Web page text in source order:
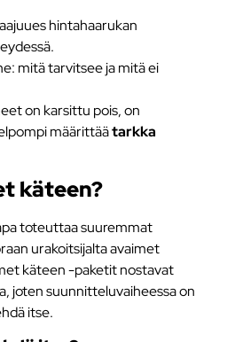
hintahaarukan
mitä tarvitsee ja mitä ei
on karsittu pois, on
määrittäätarkka
käteen?
toteuttaa suuremmat
urakoitsijalta avaimet
käteen -paketit nostavat
joten suunnitteluvaiheessa on
itse.